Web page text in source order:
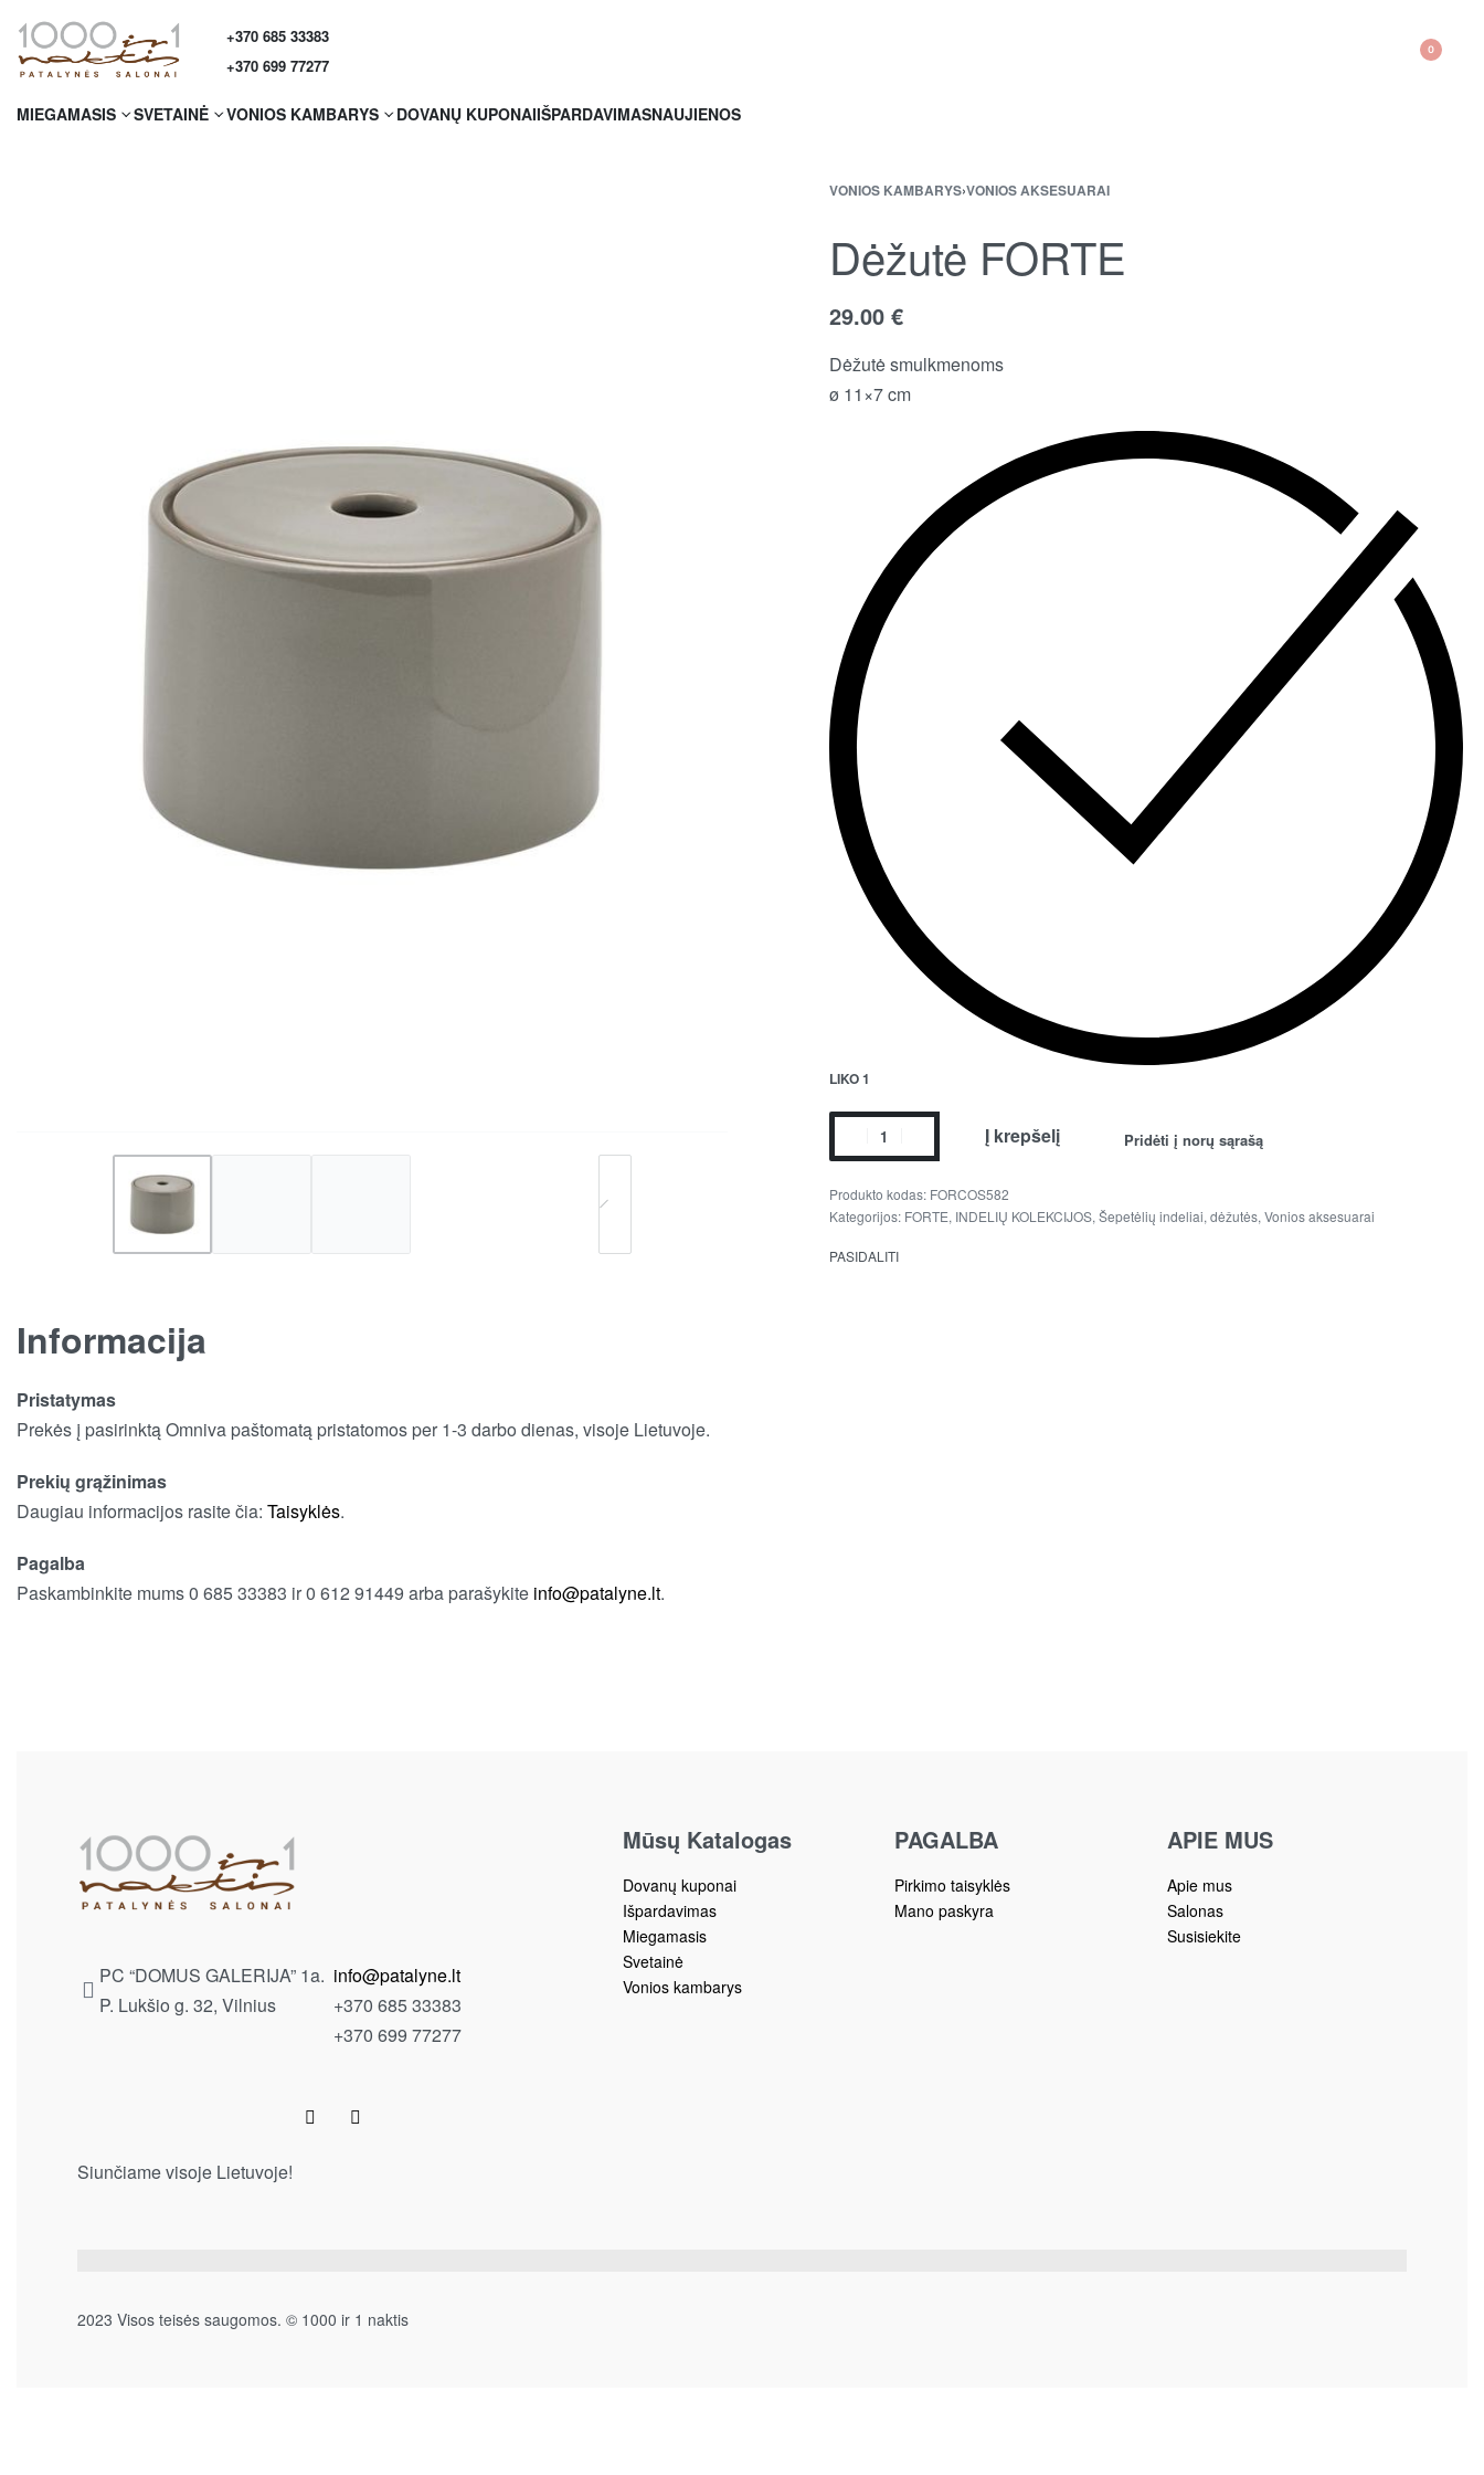
+370 685 33383
+370 699 77277
0
MIEGAMASIS SVETAINĖ VONIOS KAMBARYS DOVANŲ KUPONAIIŠPARDAVIMASNAUJIENOS
VONIOS KAMBARYS›VONIOS AKSESUARAI
Dėžutė FORTE
29.00 €
Dėžutė smulkmenoms
ø 11×7 cm
LIKO 1
Į krepšelį Pridėti į norų sąrašą
FORCOS582
Kategorijos: FORTE, INDELIŲ KOLEKCIJOS, Šepetėlių indeliai, dėžutės, Vonios aksesuarai
PASIDALITI
Informacija
Pristatymas
Prekės į pasirinktą Omniva paštomatą pristatomos per 1-3 darbo dienas, visoje Lietuvoje.
Prekių grąžinimas
Daugiau informacijos rasite čia: Taisyklės.
Pagalba
Paskambinkite mums 0 685 33383 ir 0 612 91449 arba parašykite info@patalyne.lt.
PC “DOMUS GALERIJA” 1a.
P. Lukšio g. 32, Vilnius
info@patalyne.lt
+370 685 33383
+370 699 77277
Siunčiame visoje Lietuvoje!
Mūsų Katalogas
Dovanų kuponai
Išpardavimas
Miegamasis
Svetainė
Vonios kambarys
PAGALBA
Pirkimo taisyklės
Mano paskyra
APIE MUS
Apie mus
Salonas
Susisiekite
2023 Visos teisės saugomos. © 1000 ir 1 naktis